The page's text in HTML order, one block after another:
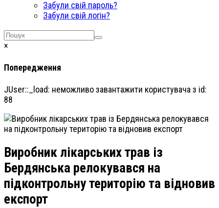
Забули свій пароль?
Забули свій логін?
×
Попередження
JUser::_load: неможливо завантажити користувача з id:
88
Виробник лікарських трав із
Бердянська релокувався на
підконтрольну територію та відновив
експорт